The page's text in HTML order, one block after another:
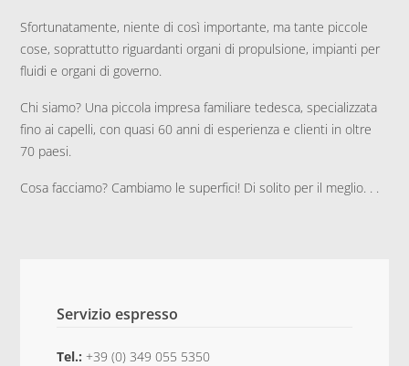
Sfortunatamente, niente di così importante, ma tante piccole
cose, soprattutto riguardanti organi di propulsione, impianti per
fluidi e organi di governo.
Chi siamo? Una piccola impresa familiare tedesca, specializzata
fino ai capelli, con quasi 60 anni di esperienza e clienti in oltre
70 paesi.
Cosa facciamo? Cambiamo le superfici! Di solito per il meglio. . .
Servizio espresso
Tel.: +39 (0) 349 055 5350